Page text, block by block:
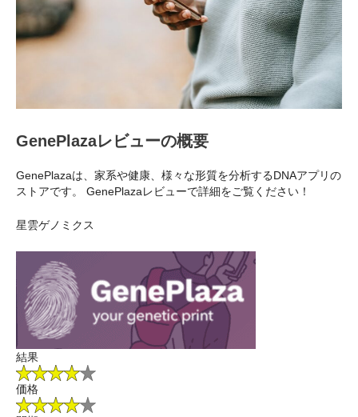
GenePlazaレビューの概要
GenePlazaは、家系や健康、様々な形質を分析するDNAアプリの
ストアです。 GenePlazaレビューで詳細をご覧ください！
星雲ゲノミクス
結果
価格